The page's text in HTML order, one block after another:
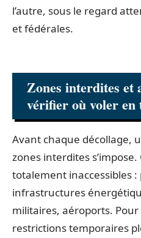
l’autre, sous le regard
et fédérales.
Zones interdites et
vérifier où voler en
Avant chaque décollage,
zones interdites
totalement inaccessibles
infrastructures
militaires, aéroports.
restrictions temporaires